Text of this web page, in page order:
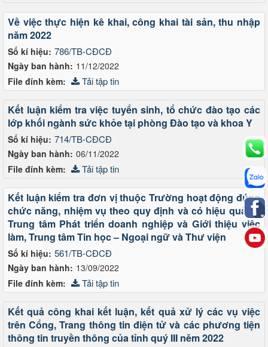
Số kí hiệu: 786/TB-CĐCĐ
Ngày ban hành: 11/12/2022
Về việc thực hiện kê khai, công khai tài sản, thu nhập
năm 2022
File đính kèm: Tải tập tin
Số kí hiệu: 714/TB-CĐCĐ
Ngày ban hành: 06/11/2022
Kết luận kiểm tra việc tuyển sinh, tổ chức đào tạo các
lớp khối ngành sức khỏe tại phòng Đào tạo và khoa Y
File đính kèm: Tải tập tin
Số kí hiệu: 561/TB-CĐCĐ
Ngày ban hành: 13/09/2022
Kết luận kiểm tra đơn vị thuộc Trường hoạt động đúng
chức năng, nhiệm vụ theo quy định và có hiệu quả tại
Trung tâm Phát triển doanh nghiệp và Giới thiệu việc
làm, Trung tâm Tin học – Ngoại ngữ và Thư viện
File đính kèm: Tải tập tin
Kết quả công khai kết luận, kết quả xử lý các vụ việc
trên Cổng, Trang thông tin điện tử và các phương tiện
thông tin truyền thông của tỉnh quý III nĕm 2022